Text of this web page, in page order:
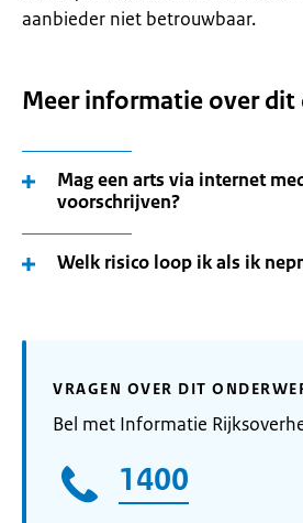
aanbieder niet betrouwbaar.
Meer informatie over dit
Mag een arts via internet
voorschrijven?
Welk risico loop ik als ik
VRAGEN OVER DIT
Bel met Informatie
1400